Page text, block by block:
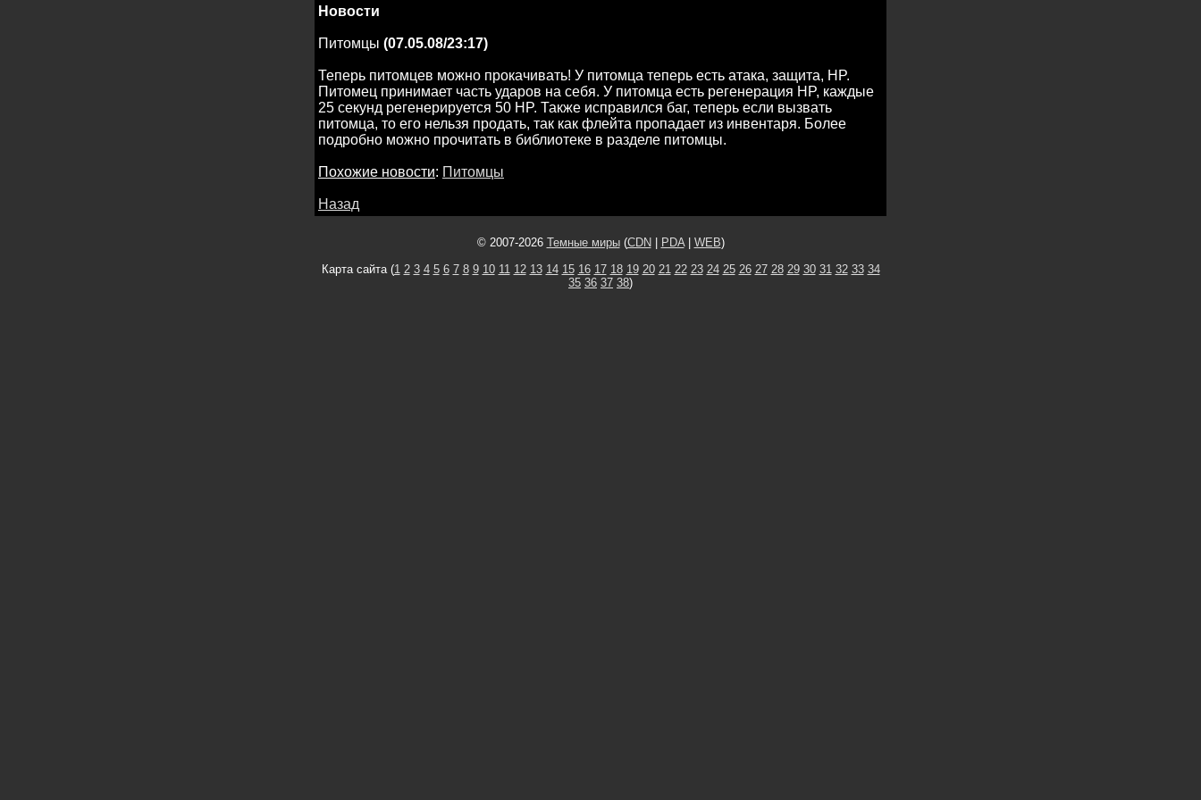
Новости
Питомцы (07.05.08/23:17)
Теперь питомцев можно прокачивать! У питомца теперь есть атака, защита, HP.
Питомец принимает часть ударов на себя. У питомца есть регенерация HP, каждые
25 секунд регенерируется 50 HP. Также исправился баг, теперь если вызвать
питомца, то его нельзя продать, так как флейта пропадает из инвентаря. Более
подробно можно прочитать в библиотеке в разделе питомцы.
Похожие новости: Питомцы
Назад
© 2007-2026 Темные миры(CDN PDA| WEB)
Карта сайта (1 2 3 4 5 6 7 8 9 10 11 12 13 14 15 16 17 18 19 20 21 22 23 24 25 26 27 28 29 30 31 32 33 34
35 36 37 38)